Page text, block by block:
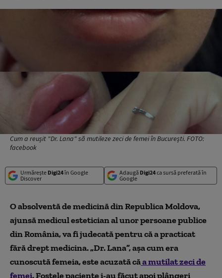
Cum a reușit "Dr. Lana" să mutileze zeci de femei în București. FOTO:
facebook
Urmărește Digi24în Google
Discover
Adaugă Digi24ca sursă preferată în
Google
O absolventă de medicină din Republica Moldova,
ajunsă medicul estetician al unor persoane publice
din România, va fi judecată pentru că a practicat
fără drept medicina. „Dr. Lana”, așa cum era
cunoscută femeia, este acuzată căa mutilat zeci de
femei. Fostele paciente i-au făcut apoi plângeri